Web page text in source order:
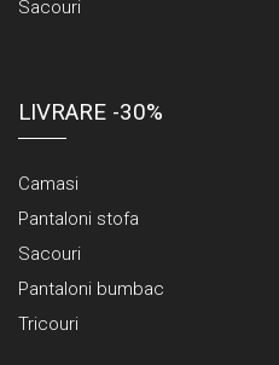
Sacouri
LIVRARE -30%
Camasi
Pantaloni stofa
Sacouri
Pantaloni bumbac
Tricouri